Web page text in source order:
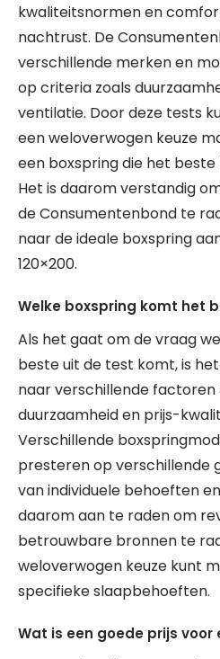
kwaliteitsnormen en
nachtrust. De
verschillende merken en
op criteria zoals
ventilatie. Door deze tests
een weloverwogen keuze
een boxspring die het
Het is daarom verstandig
de Consumentenbond te
naar de ideale boxspring
120×200.
Welke boxspring komt het
Als het gaat om de vraag
beste uit de test komt, is
naar verschillende
duurzaamheid en prijs-
Verschillende
presteren op verschillende
van individuele behoeften
daarom aan te raden om
betrouwbare bronnen te
weloverwogen keuze kunt
specifieke slaapbehoeften.
Wat is een goede prijs voor